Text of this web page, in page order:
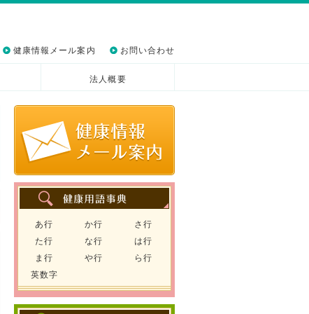
健康情報メール案内 お問い合わせ
法人概要
あ行 か行
さ行
た行
な行
は行
ま行
や行
ら行
英数字